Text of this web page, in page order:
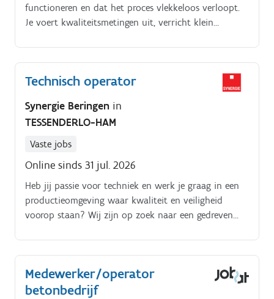
functioneren en dat het proces vlekkeloos verloopt.
Je voert kwaliteitsmetingen uit, verricht klein
Technisch operator
Synergie Beringen in
TESSENDERLO-HAM
Vaste jobs
Online sinds 31 jul. 2026
Heb jij passie voor techniek en werk je graag in een
productieomgeving waar kwaliteit en veiligheid
voorop staan? Wij zijn op zoek naar een gedreven
de vaste nachtpost Als Technisch Operator ben je een
belangrijk onderdeel van het productieproces.
Medewerker/operator
betonbedrijf